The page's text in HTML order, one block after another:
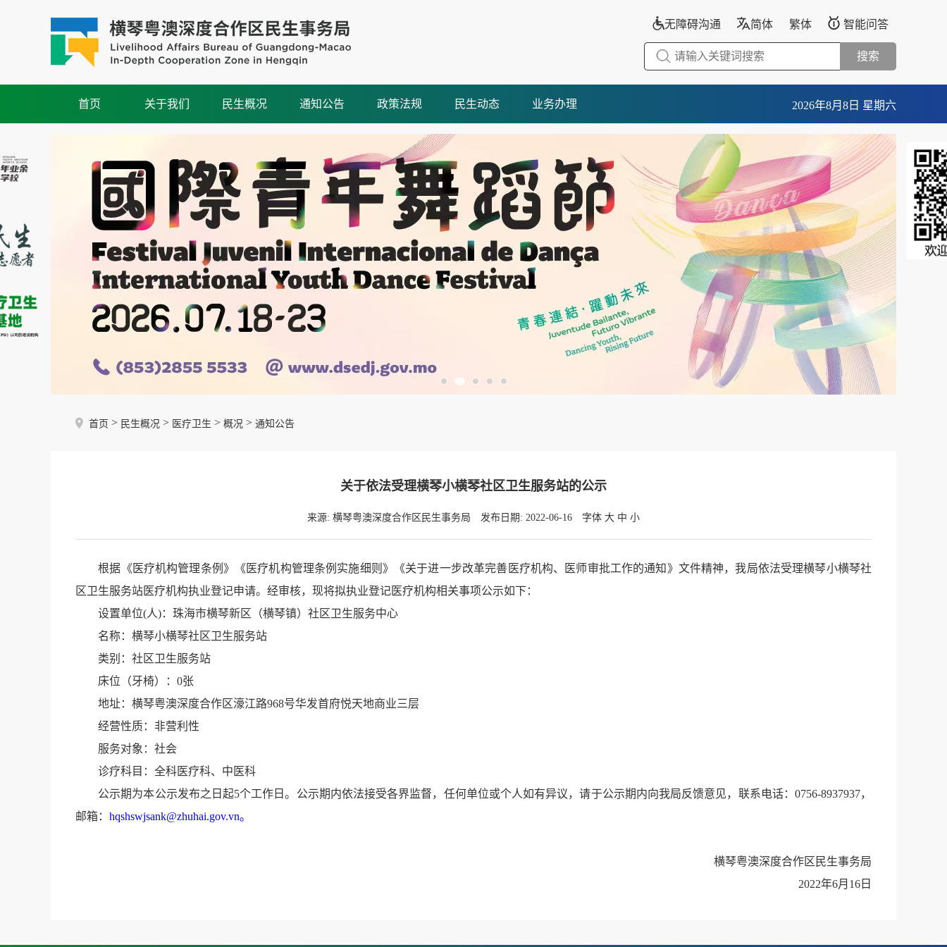
无障碍沟通 简体 繁体 智能问答
搜索
首页 关于我们 民生概况 通知公告 政策法规 民生动态 业务办理 2026年8月8日 星期六
首页 > 民生概况 > 医疗卫生 > 概况 > 通知公告
关于依法受理横琴小横琴社区卫生服务站的公示
来源: 横琴粤澳深度合作区民生事务局 发布日期: 2022-06-16 字体 大 中 小
根据《医疗机构管理条例》《医疗机构管理条例实施细则》《关于进一步改革完善医疗机构、医师审批工作的通知》文件精神，我局依法受理横琴小横琴社
区卫生服务站医疗机构执业登记申请。经审核，现将拟执业登记医疗机构相关事项公示如下：
设置单位(人)：珠海市横琴新区（横琴镇）社区卫生服务中心
名称：横琴小横琴社区卫生服务站
类别：社区卫生服务站
床位（牙椅）：0张
地址：横琴粤澳深度合作区濠江路968号华发首府悦天地商业三层
经营性质：非营利性
服务对象：社会
诊疗科目：全科医疗科、中医科
公示期为本公示发布之日起5个工作日。公示期内依法接受各界监督，任何单位或个人如有异议，请于公示期内向我局反馈意见，联系电话：0756-8937937，
邮箱： hqshswjsank@zhuhai.gov.vn。
横琴粤澳深度合作区民生事务局
2022年6月16日